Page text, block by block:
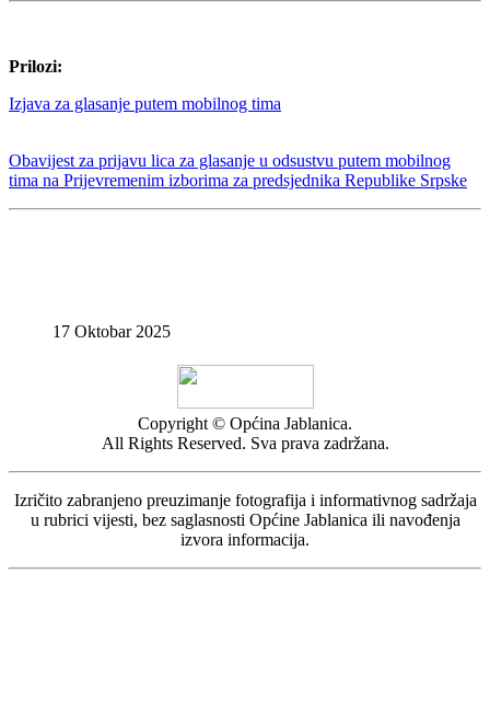
Prilozi:
Izjava za glasanje putem mobilnog tima
Obavijest za prijavu lica za glasanje u odsustvu putem mobilnog
tima na Prijevremenim izborima za predsjednika Republike Srpske
17 Oktobar 2025
Copyright © Općina Jablanica.
All Rights Reserved. Sva prava zadržana.
Izričito zabranjeno preuzimanje fotografija i informativnog sadržaja
u rubrici vijesti, bez saglasnosti Općine Jablanica ili navođenja
izvora informacija.